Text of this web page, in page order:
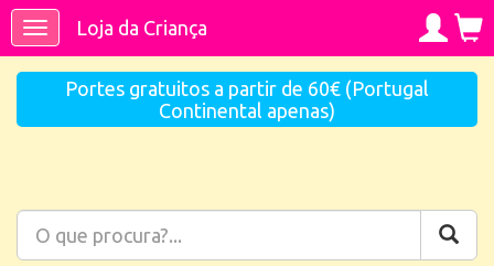
ToggleLoja da Criança
Portes gratuitos a partir de 60€ (Portugal
Continental apenas)